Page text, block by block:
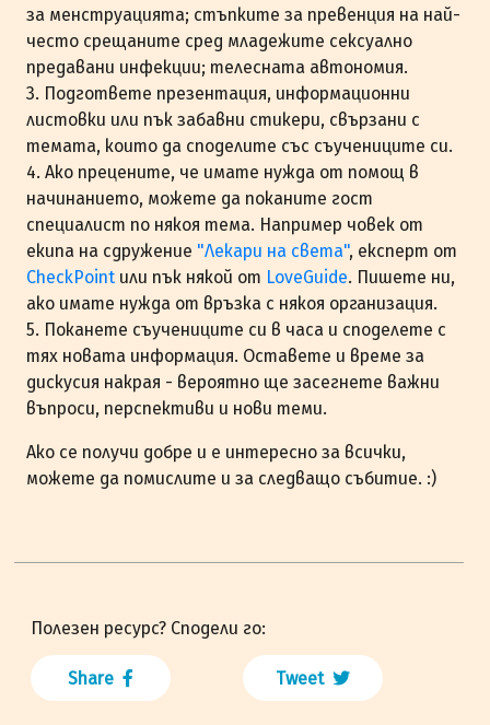
за менструацията; стъпките за превенция на най-
често срещаните сред младежите сексуално
предавани инфекции; телесната автономия.
3. Подгответе презентация, информационни
листовки или пък забавни стикери, свързани с
темата, които да споделите със съучениците си.
4. Ако прецените, че имате нужда от помощ в
начинанието, можете да поканите гост
специалист по някоя тема. Например човек от
екипа на сдружение "Лекари на света", експерт от
CheckPoint или пък някой от LoveGuide. Пишете ни,
ако имате нужда от връзка с някоя организация.
5. Поканете съучениците си в часа и споделете с
тях новата информация. Оставете и време за
дискусия накрая - вероятно ще засегнете важни
въпроси, перспективи и нови теми.
Ако се получи добре и е интересно за всички,
можете да помислите и за следващо събитие. :)
Полезен ресурс? Сподели го:
Share Tweet